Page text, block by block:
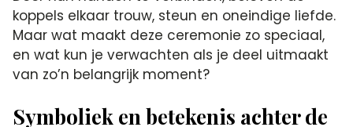
koppels elkaar trouw, steun en oneindige liefde.
Maar wat maakt deze ceremonie zo speciaal,
en wat kun je verwachten als je deel uitmaakt
van zo’n belangrijk moment?
Symboliek en betekenis achter de